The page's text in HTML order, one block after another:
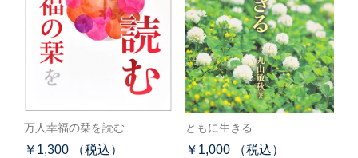
万人幸福の栞を読む
￥1,300 （税込）
ともに生きる
￥1,000 （税込）